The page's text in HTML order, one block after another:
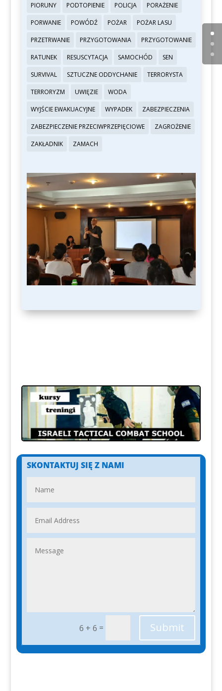
PIORUNY PODTOPIENIE POLICJA PORAŻENIE
PORWANIE POWÓDŹ POŻAR POŻAR LASU
PRZETRWANIE PRZYGOTOWANIA PRZYGOTOWANIE
RATUNEK RESUSCYTACJA SAMOCHÓD SEN
SURVIVAL SZTUCZNE ODDYCHANIE TERRORYSTA
TERRORYZM UWIĘZIE WODA
WYJŚCIE EWAKUACYJNE WYPADEK ZABEZPIECZENIA
ZABEZPIECZENIE PRZECIWPRZEPIĘCIOWE ZAGROŻENIE
ZAKŁADNIK ZAMACH
SKONTAKTUJ SIĘ Z NAMI
6 + 6 = Submit